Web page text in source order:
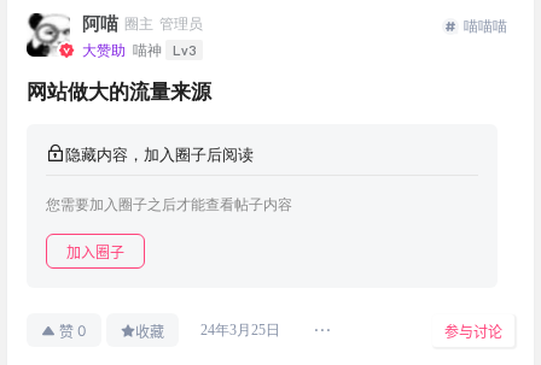
阿喵 圈主 管理员
大赞助 喵神 Lv3
喵喵喵
网站做大的流量来源
隐藏内容，加入圈子后阅读
您需要加入圈子之后才能查看帖子内容
加入圈子
赞 0 收藏 24年3月25日 参与讨论